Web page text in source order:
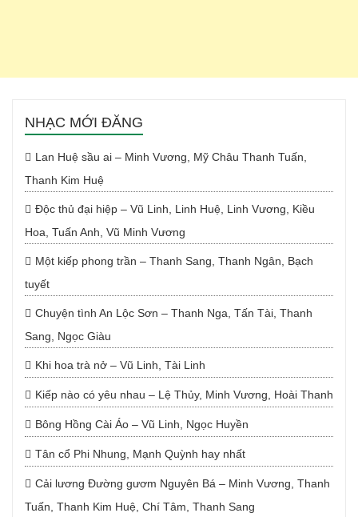
NHẠC MỚI ĐĂNG
Lan Huệ sầu ai – Minh Vương, Mỹ Châu Thanh Tuấn,
Thanh Kim Huệ
Độc thủ đại hiệp – Vũ Linh, Linh Huệ, Linh Vương, Kiều
Hoa, Tuấn Anh, Vũ Minh Vương
Một kiếp phong trần – Thanh Sang, Thanh Ngân, Bạch
tuyết
Chuyện tình An Lộc Sơn – Thanh Nga, Tấn Tài, Thanh
Sang, Ngọc Giàu
Khi hoa trà nở – Vũ Linh, Tài Linh
Kiếp nào có yêu nhau – Lệ Thủy, Minh Vương, Hoài Thanh
Bông Hồng Cài Áo – Vũ Linh, Ngọc Huyền
Tân cổ Phi Nhung, Mạnh Quỳnh hay nhất
Cải lương Đường gươm Nguyên Bá – Minh Vương, Thanh
Tuấn, Thanh Kim Huệ, Chí Tâm, Thanh Sang